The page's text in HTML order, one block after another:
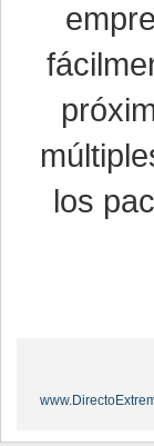
los